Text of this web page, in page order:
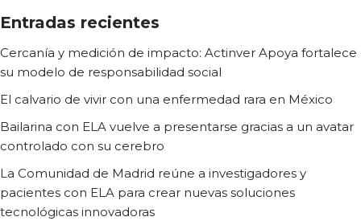
Entradas recientes
Cercanía y medición de impacto: Actinver Apoya fortalece
su modelo de responsabilidad social
El calvario de vivir con una enfermedad rara en México
Bailarina con ELA vuelve a presentarse gracias a un avatar
controlado con su cerebro
La Comunidad de Madrid reúne a investigadores y
pacientes con ELA para crear nuevas soluciones
tecnológicas innovadoras